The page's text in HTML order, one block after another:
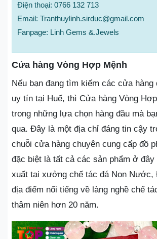
Điện thoại: 0766 132 713
Email: Tranthuylinh.sirduc@gmail.com
Fanpage: Linh Gems &.Jewels
Cửa hàng Vòng Hợp Mệnh
Nếu bạn đang tìm kiếm các cửa hàng
uy tín tại Huế, thì Cửa hàng Vòng
trong những lựa chọn hàng đầu mà
qua. Đây là một địa chỉ đáng tin cậy
chuỗi cửa hàng chuyên cung cấp đồ
đặc biệt là tất cả các sản phẩm ở
xuất tại xưởng chế tác đá Non Nước,
địa điểm nổi tiếng về làng nghề chế
thâm niên hơn 20 năm.